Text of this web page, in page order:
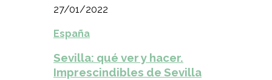
27/01/2022
España
Sevilla: qué ver y hacer.
Imprescindibles de Sevilla